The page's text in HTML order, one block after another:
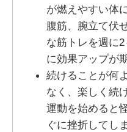
が燃えやすい体
腹筋、腕立て伏
な筋トレを週に
に効果アップが
続けることが何
なく、楽しく続
運動を始めると
ぐに挫折してし